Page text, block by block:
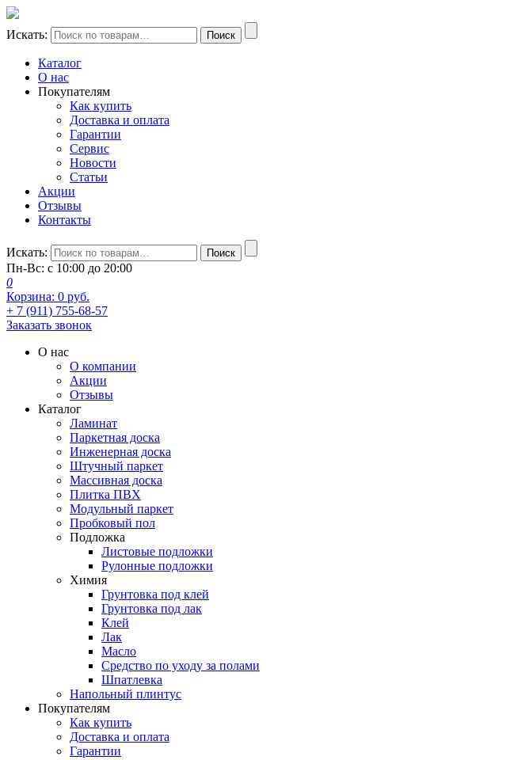
Искать: Поиск
Каталог
О нас
Покупателям
Как купить
Доставка и оплата
Гарантии
Сервис
Новости
Статьи
Акции
Отзывы
Контакты
Искать: Поиск
Пн-Вс: с 10:00 до 20:00
0
Корзина: 0 руб.
+ 7 (911) 755-68-57
Заказать звонок
О нас
О компании
Акции
Отзывы
Каталог
Ламинат
Паркетная доска
Инженерная доска
Штучный паркет
Массивная доска
Плитка ПВХ
Модульный паркет
Пробковый пол
Подложка
Листовые подложки
Рулонные подложки
Химия
Грунтовка под клей
Грунтовка под лак
Клей
Лак
Масло
Средство по уходу за полами
Шпатлевка
Напольный плинтус
Покупателям
Как купить
Доставка и оплата
Гарантии